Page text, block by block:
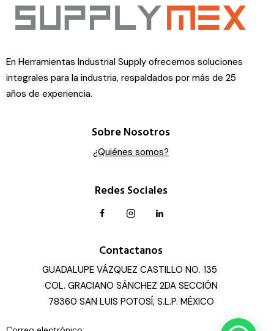
En Herramientas Industrial Supply ofrecemos soluciones
integrales para la industria, respaldados por más de 25
años de experiencia.
Sobre Nosotros
¿Quiénes somos?
Redes Sociales
Contactanos
GUADALUPE VÁZQUEZ CASTILLO NO. 135
COL. GRACIANO SÁNCHEZ 2DA SECCIÓN
78360 SAN LUIS POTOSÍ, S.L.P. MÉXICO